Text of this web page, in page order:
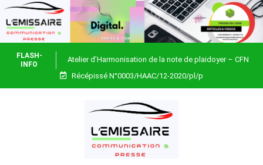
FLASH-
INFO
Atelier d’Harmonisation de la note de plaidoyer – CFN
Togo
Récépissé N°0003/HAAC/12-2020/pl/p